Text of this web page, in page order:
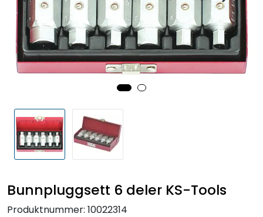
Bunnpluggsett 6 deler KS-Tools
Produktnummer: 10022314
TILBUD